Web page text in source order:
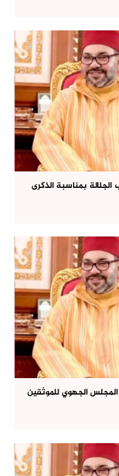
بمناسبة الذكرى
الجهوي للموثقين